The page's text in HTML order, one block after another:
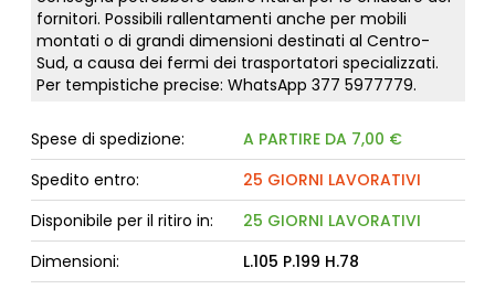
fornitori. Possibili rallentamenti anche per mobili
montati o di grandi dimensioni destinati al Centro-
Sud, a causa dei fermi dei trasportatori specializzati.
Per tempistiche precise: WhatsApp 377 5977779.
Spese di spedizione:
A PARTIRE DA 7,00 €
Spedito entro:
25 GIORNI LAVORATIVI
Disponibile per il ritiro in:
25 GIORNI LAVORATIVI
Dimensioni:
L.105 P.199 H.78